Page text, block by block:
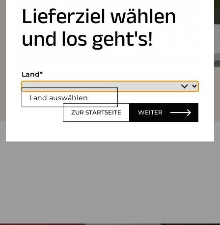
Lieferziel wählen
und los geht's!
Land auswählen
Land
ZUR STARTSEITE WEITER